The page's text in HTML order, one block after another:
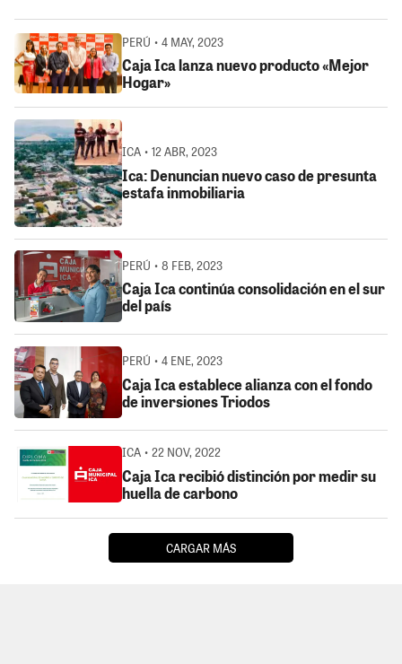
PERÚ • 4 MAY, 2023
Caja Ica lanza nuevo producto «Mejor
Hogar»
ICA • 12 ABR, 2023
Ica: Denuncian nuevo caso de presunta
estafa inmobiliaria
PERÚ • 8 FEB, 2023
Caja Ica continúa consolidación en el sur
del país
PERÚ • 4 ENE, 2023
Caja Ica establece alianza con el fondo
de inversiones Triodos
ICA • 22 NOV, 2022
Caja Ica recibió distinción por medir su
huella de carbono
CARGAR MÁS